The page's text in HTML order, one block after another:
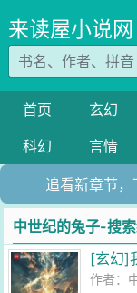
来读屋小说网
首页 玄幻
科幻
言情
追看新章节
中世纪的兔子-搜
[玄幻]
作者：